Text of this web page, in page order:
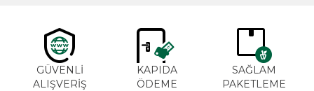
GÜVENLİ
ALIŞVERİŞ
KAPIDA
ÖDEME
SAĞLAM
PAKETLEME